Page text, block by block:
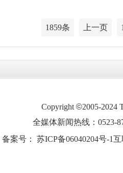
1859条 上一页
Copyright ©2005-2024
全媒体新闻热线：0523-
备案号： 苏ICP备06040204号-1互